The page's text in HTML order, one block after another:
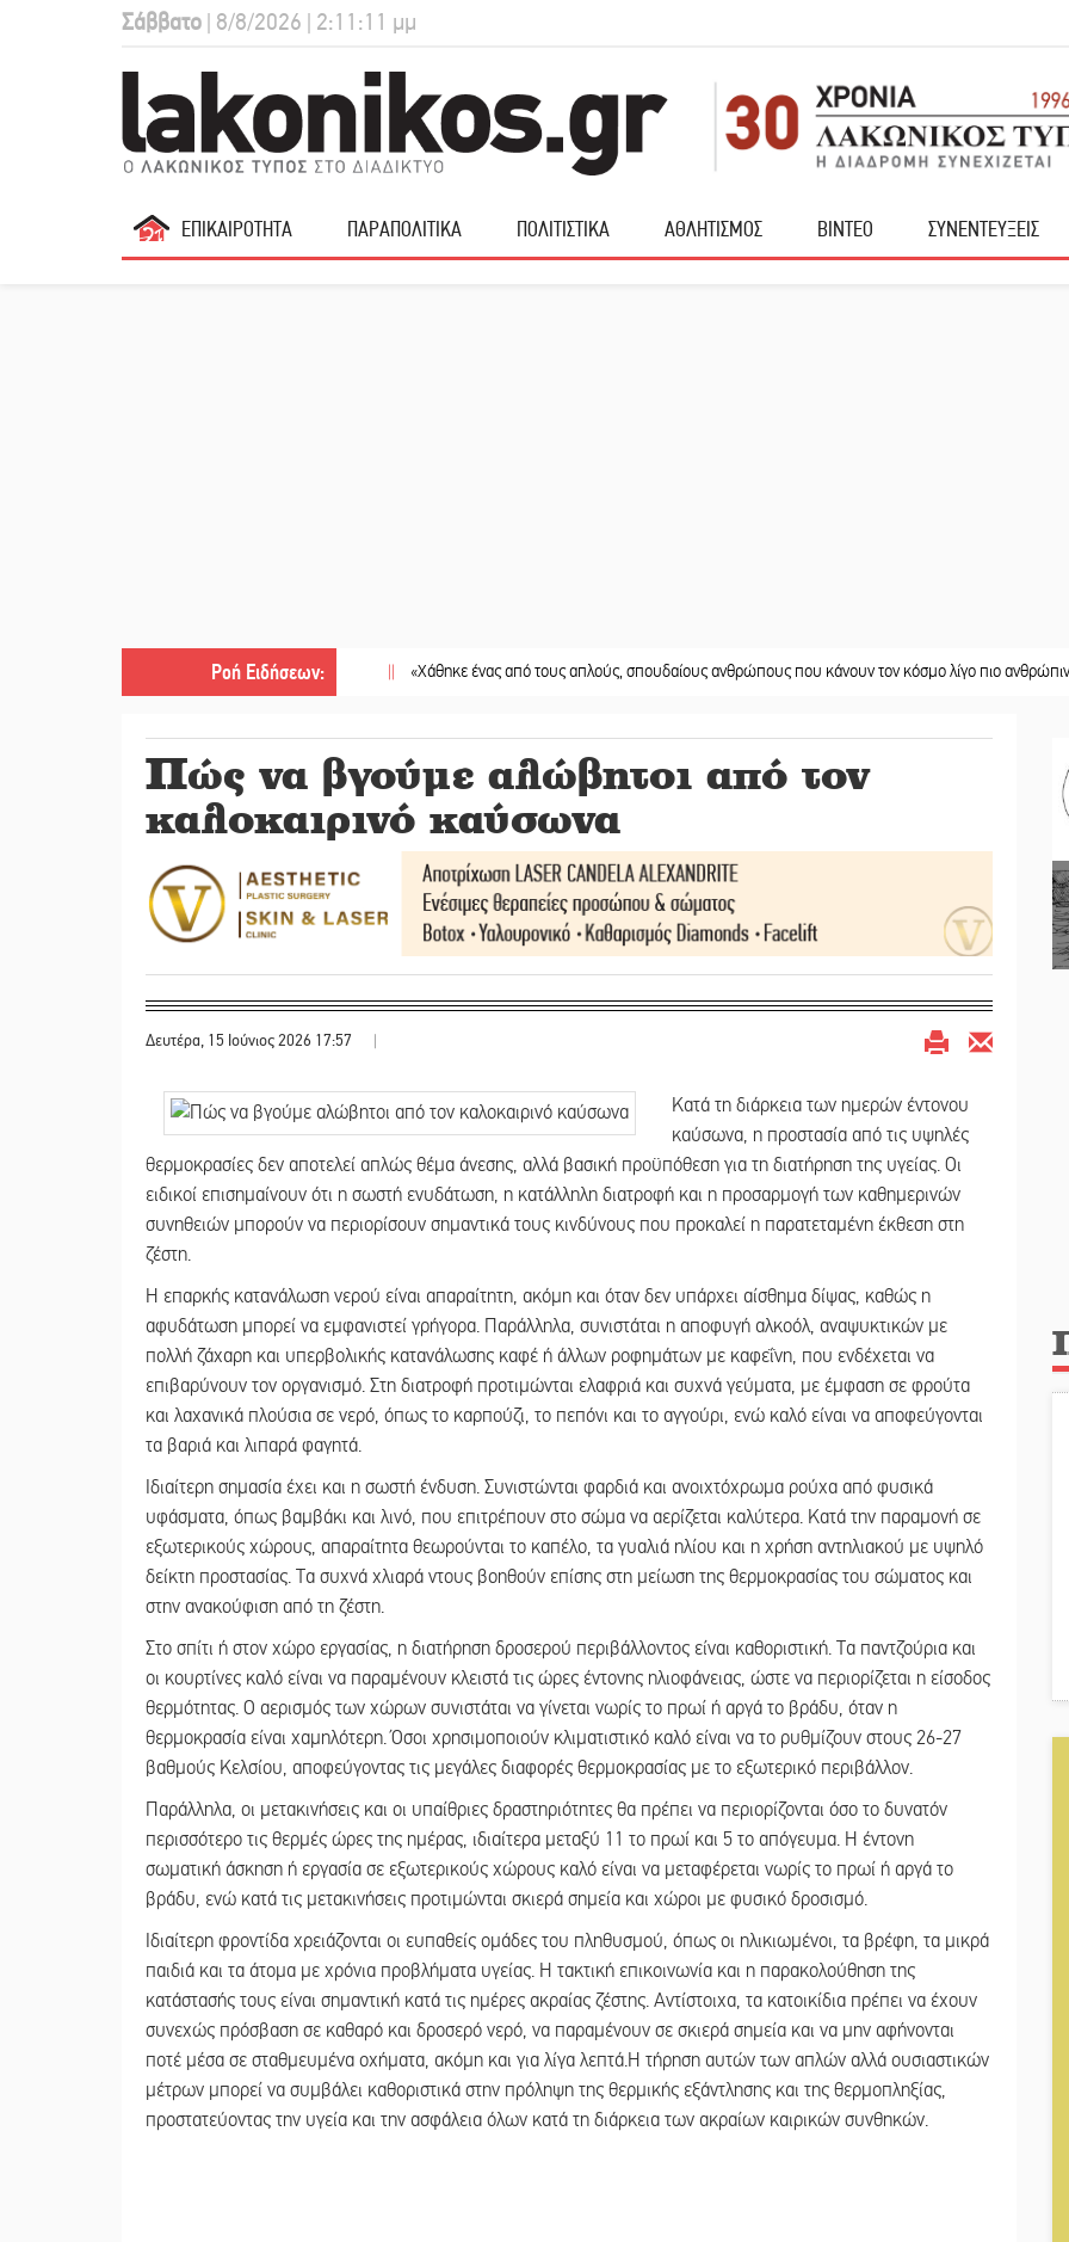
Σάββατο | 8/8/2026 | 2:11:12 μμ
ΕΠΙΚΑΙΡΟΤΗΤΑ ΠΑΡΑΠΟΛΙΤΙΚΑ ΠΟΛΙΤΙΣΤΙΚΑ ΑΘΛΗΤΙΣΜΟΣ ΒΙΝΤΕΟ ΣΥΝΕΝΤΕΥΞΕΙΣ
Ροή Ειδήσεων:
|| «Χάθηκε ένας από τους απλούς, σπουδαίους ανθρώπους που κάνουν τον κόσμο λίγο πιο ανθρώπινο» ||
Πώς να βγούμε αλώβητοι από τον
καλοκαιρινό καύσωνα
Δευτέρα, 15 Ιούνιος 2026 17:57 |
Κατά τη διάρκεια των ημερών έντονου
καύσωνα, η προστασία από τις υψηλές
θερμοκρασίες δεν αποτελεί απλώς θέμα άνεσης, αλλά βασική προϋπόθεση για τη διατήρηση της υγείας. Οι
ειδικοί επισημαίνουν ότι η σωστή ενυδάτωση, η κατάλληλη διατροφή και η προσαρμογή των καθημερινών
συνηθειών μπορούν να περιορίσουν σημαντικά τους κινδύνους που προκαλεί η παρατεταμένη έκθεση στη
ζέστη.
Η επαρκής κατανάλωση νερού είναι απαραίτητη, ακόμη και όταν δεν υπάρχει αίσθημα δίψας, καθώς η
αφυδάτωση μπορεί να εμφανιστεί γρήγορα. Παράλληλα, συνιστάται η αποφυγή αλκοόλ, αναψυκτικών με
πολλή ζάχαρη και υπερβολικής κατανάλωσης καφέ ή άλλων ροφημάτων με καφεΐνη, που ενδέχεται να
επιβαρύνουν τον οργανισμό. Στη διατροφή προτιμώνται ελαφριά και συχνά γεύματα, με έμφαση σε φρούτα
και λαχανικά πλούσια σε νερό, όπως το καρπούζι, το πεπόνι και το αγγούρι, ενώ καλό είναι να αποφεύγονται
τα βαριά και λιπαρά φαγητά.
Ιδιαίτερη σημασία έχει και η σωστή ένδυση. Συνιστώνται φαρδιά και ανοιχτόχρωμα ρούχα από φυσικά
υφάσματα, όπως βαμβάκι και λινό, που επιτρέπουν στο σώμα να αερίζεται καλύτερα. Κατά την παραμονή σε
εξωτερικούς χώρους, απαραίτητα θεωρούνται το καπέλο, τα γυαλιά ηλίου και η χρήση αντηλιακού με υψηλό
δείκτη προστασίας. Τα συχνά χλιαρά ντους βοηθούν επίσης στη μείωση της θερμοκρασίας του σώματος και
στην ανακούφιση από τη ζέστη.
Στο σπίτι ή στον χώρο εργασίας, η διατήρηση δροσερού περιβάλλοντος είναι καθοριστική. Τα παντζούρια και
οι κουρτίνες καλό είναι να παραμένουν κλειστά τις ώρες έντονης ηλιοφάνειας, ώστε να περιορίζεται η είσοδος
θερμότητας. Ο αερισμός των χώρων συνιστάται να γίνεται νωρίς το πρωί ή αργά το βράδυ, όταν η
θερμοκρασία είναι χαμηλότερη. Όσοι χρησιμοποιούν κλιματιστικό καλό είναι να το ρυθμίζουν στους 26-27
βαθμούς Κελσίου, αποφεύγοντας τις μεγάλες διαφορές θερμοκρασίας με το εξωτερικό περιβάλλον.
Παράλληλα, οι μετακινήσεις και οι υπαίθριες δραστηριότητες θα πρέπει να περιορίζονται όσο το δυνατόν
περισσότερο τις θερμές ώρες της ημέρας, ιδιαίτερα μεταξύ 11 το πρωί και 5 το απόγευμα. Η έντονη
σωματική άσκηση ή εργασία σε εξωτερικούς χώρους καλό είναι να μεταφέρεται νωρίς το πρωί ή αργά το
βράδυ, ενώ κατά τις μετακινήσεις προτιμώνται σκιερά σημεία και χώροι με φυσικό δροσισμό.
Ιδιαίτερη φροντίδα χρειάζονται οι ευπαθείς ομάδες του πληθυσμού, όπως οι ηλικιωμένοι, τα βρέφη, τα μικρά
παιδιά και τα άτομα με χρόνια προβλήματα υγείας. Η τακτική επικοινωνία και η παρακολούθηση της
κατάστασής τους είναι σημαντική κατά τις ημέρες ακραίας ζέστης. Αντίστοιχα, τα κατοικίδια πρέπει να έχουν
συνεχώς πρόσβαση σε καθαρό και δροσερό νερό, να παραμένουν σε σκιερά σημεία και να μην αφήνονται
ποτέ μέσα σε σταθμευμένα οχήματα, ακόμη και για λίγα λεπτά.Η τήρηση αυτών των απλών αλλά ουσιαστικών
μέτρων μπορεί να συμβάλει καθοριστικά στην πρόληψη της θερμικής εξάντλησης και της θερμοπληξίας,
προστατεύοντας την υγεία και την ασφάλεια όλων κατά τη διάρκεια των ακραίων καιρικών συνθηκών.